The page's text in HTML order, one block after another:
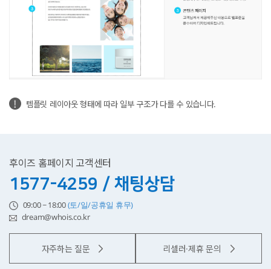
템플릿 레이아웃 형태에 따라 일부 구조가 다를 수 있습니다.
후이즈 홈페이지 고객센터
1577-4259 / 채팅상담
09:00 ~ 18:00(토/일/공휴일 휴무)
dream@whois.co.kr
자주하는 질문 리셀러·제휴 문의